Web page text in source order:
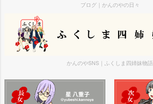
ブログ｜かんのやの日々
かんのやSNS｜ふくしま四姉妹物語